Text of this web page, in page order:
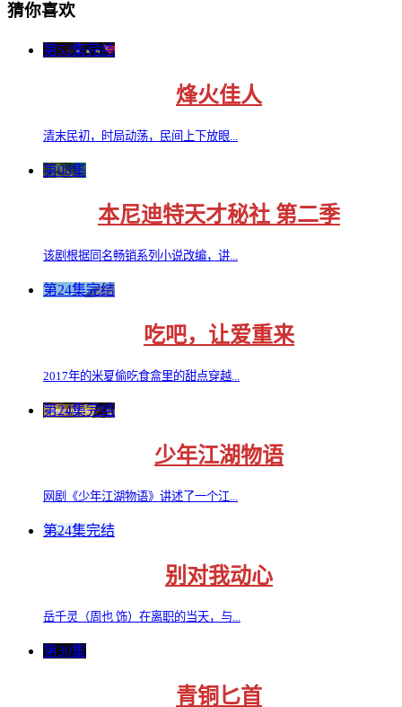
猜你喜欢
第52集完结
烽火佳人
清末民初，时局动荡，民间上下放眼...
第08集
本尼迪特天才秘社 第二季
该剧根据同名畅销系列小说改编，讲...
第24集完结
吃吧，让爱重来
2017年的米夏偷吃食盒里的甜点穿越...
第24集完结
少年江湖物语
网剧《少年江湖物语》讲述了一个江...
第24集完结
别对我动心
岳千灵（周也 饰）在离职的当天，与...
第30集
青铜匕首